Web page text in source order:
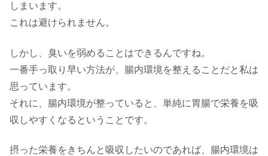
しまいます。
これは避けられません。
しかし、臭いを弱めることはできるんですね。
一番手っ取り早い方法が、腸内環境を整えることだと私は
思っています。
それに、腸内環境が整っていると、単純に胃腸で栄養を吸
収しやすくなるということです。
摂った栄養をきちんと吸収したいのであれば、腸内環境は